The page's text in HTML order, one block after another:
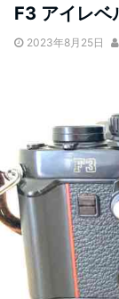
F3 アイレベ
2023年8月25日